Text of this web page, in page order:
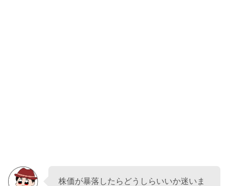
株価が暴落したらどうしらいいか迷いま